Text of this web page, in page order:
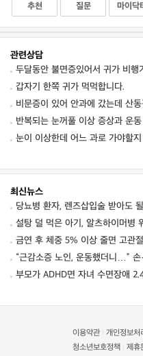
추천 질문 마이닥
관련상담
두달동안 불면증있어서 귀가 비행
갑자기 한쪽 귀가 먹먹합니다.
비문증이 있어 안과에 갔는데 산
눈이 이상한데 어느 과로 가야할
최신뉴스
당뇨병 환자, 렌즈삽입술 받아도
설탕 덜 먹은 아기, 알츠하이머
금연 후 체중 5% 이상 줄면 고관
“근감소증 노인, 운동했더니…”
이용약관 개인정보처
청소년보호정책
제휴